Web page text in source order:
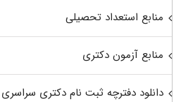
منابع استعداد تحصیلی
منابع آزمون دکتری
دانلود دفترچه ثبت نام دکتری سراسری